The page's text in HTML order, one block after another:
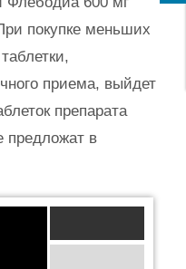
покупке меньших
приема, выйдет
препарата
предложат в